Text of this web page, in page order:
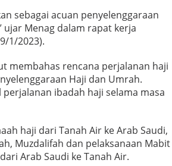
sebagai acuan penyelenggaraan
ujar Menag dalam rapat kerja
1/2023).
membahas rencana perjalanan haji
Haji dan Umrah.
ibadah haji selama masa
haji dari Tanah Air ke Arab Saudi,
Muzdalifah dan pelaksanaan Mabit
Arab Saudi ke Tanah Air.